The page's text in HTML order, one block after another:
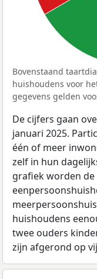
Bovenstaand
huishoudens voor
gegevens gelden
De cijfers gaan
januari 2025.
één of meer
zelf in hun
grafiek worden
huishoudens
twee ouders
zijn afgerond op